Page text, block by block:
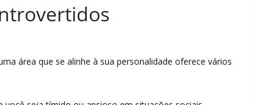
área que se alinhe à sua personalidade oferece vários